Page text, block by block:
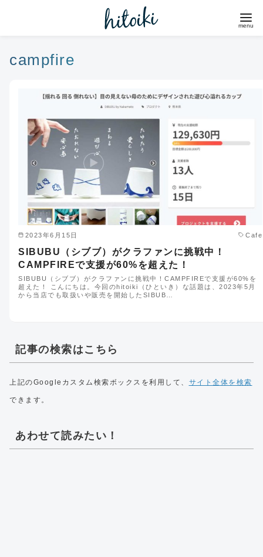
campfire
2023年6月15日 Cafe
SIBUBU（シブブ）がクラファンに挑戦中！
CAMPFIREで支援が60%を超えた！
SIBUBU（シブブ）がクラファンに挑戦中！CAMPFIREで支援が60%を
超えた！ こんにちは。今回のhitoiki（ひといき）な話題は、2023年5月
から当店でも取扱いや販売を開始したSIBUB…
記事の検索はこちら
上記のGoogleカスタム検索ボックスを利用して、 サイト全体を検索
できます。
あわせて読みたい！